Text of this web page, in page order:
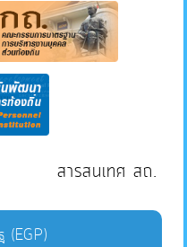
สารสนเทศ สถ.
(EGP)